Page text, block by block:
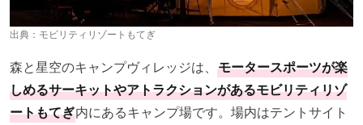
出典： モビリティリゾートもてぎ
森と星空のキャンプヴィレッジは、 モータースポーツが楽
しめるサーキットやアトラクションがあるモビリティリゾ
ートもてぎ内にあるキャンプ場です。場内はテントサイト